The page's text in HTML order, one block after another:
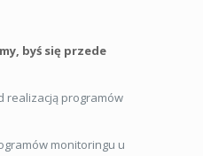
byś się przede
realizacją programów
monitoringu u